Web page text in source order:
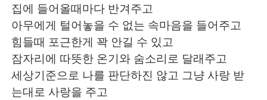
집에 들어올때마다 반겨주고
아무에게 털어놓을 수 없는 속마음을 들어주고
힘들때 포근한게 꽉 안길 수 있고
잠자리에 따뜻한 온기와 숨소리로 달래주고
세상기준으로 나를 판단하진 않고 그냥 사랑 받
는대로 사랑을 주고